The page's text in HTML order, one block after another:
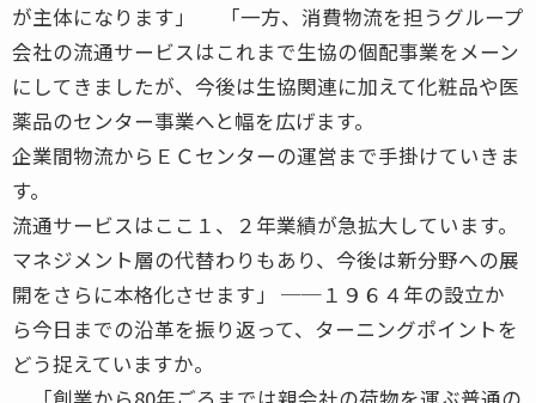
が主体になります」 「一方、消費物流を担うグループ
会社の流通サービスはこれまで生協の個配事業をメーン
にしてきましたが、今後は生協関連に加えて化粧品や医
薬品のセンター事業へと幅を広げます。
企業間物流からＥＣセンターの運営まで手掛けていきま
す。
流通サービスはここ１、２年業績が急拡大しています。
マネジメント層の代替わりもあり、今後は新分野への展
開をさらに本格化させます」 ──１９６４年の設立か
ら今日までの沿革を振り返って、ターニングポイントを
どう捉えていますか。